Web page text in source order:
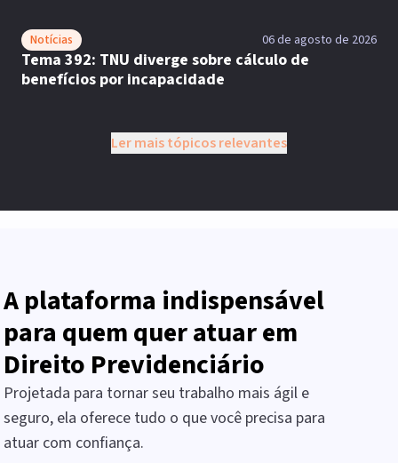
Notícias 06 de agosto de 2026
Tema 392: TNU diverge sobre cálculo de
benefícios por incapacidade
Ler mais tópicos relevantes
A plataforma indispensável
para quem quer atuar em
Direito Previdenciário
Projetada para tornar seu trabalho mais ágil e
seguro, ela oferece tudo o que você precisa para
atuar com confiança.